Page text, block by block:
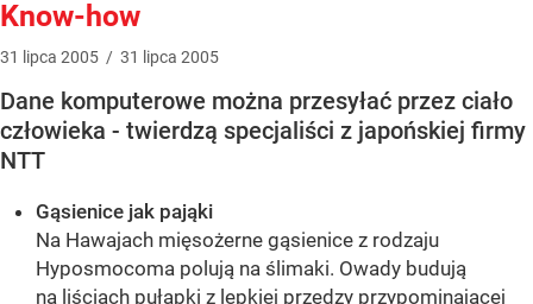
Know-how
31 lipca 2005 / 31 lipca 2005
Dane komputerowe można przesyłać przez ciało
człowieka - twierdzą specjaliści z japońskiej firmy
NTT
Gąsienice jak pająki
Na Hawajach mięsożerne gąsienice z rodzaju
Hyposmocoma polują na ślimaki. Owady budują
na liściach pułapki z lepkiej przędzy przypominającej